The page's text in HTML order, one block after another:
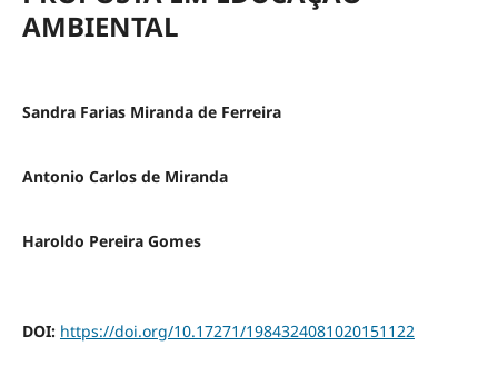
AMBIENTAL
Sandra Farias Miranda de Ferreira
Antonio Carlos de Miranda
Haroldo Pereira Gomes
DOI: https://doi.org/10.17271/1984324081020151122